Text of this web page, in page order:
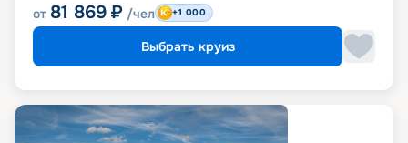
от 81 869 ₽ /чел +1 000
Выбрать круиз